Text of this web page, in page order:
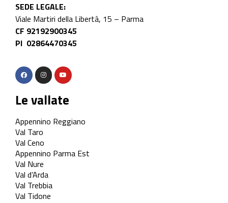
SEDE LEGALE:
Viale Martiri della Libertà, 15 – Parma
CF 92192900345
PI 02864470345
Le vallate
Appennino Reggiano
Val Taro
Val Ceno
Appennino Parma Est
Val Nure
Val d’Arda
Val Trebbia
Val Tidone